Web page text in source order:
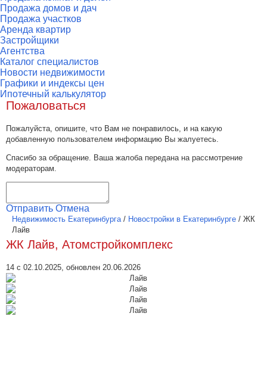
Продажа домов и дач
Продажа участков
Аренда квартир
Застройщики
Агентства
Каталог специалистов
Новости недвижимости
Графики и индексы цен
Ипотечный калькулятор
Пожаловаться
Пожалуйста, опишите, что Вам не понравилось, и на какую
добавленную пользователем информацию Вы жалуетесь.
Спасибо за обращение. Ваша жалоба передана на рассмотрение
модераторам.
Отправить Отмена
Недвижимость Екатеринбурга/ Новостройки в Екатеринбурге / ЖК
Лайв
ЖК Лайв, Атомстройкомплекс
14 с 02.10.2025, обновлен 20.06.2026